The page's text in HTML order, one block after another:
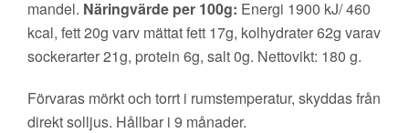
mandel. Näringvärde per 100g: Energi 1900 kJ/ 460
kcal, fett 20g varv mättat fett 17g, kolhydrater 62g varav
sockerarter 21g, protein 6g, salt 0g. Nettovikt: 180 g.
Förvaras mörkt och torrt i rumstemperatur, skyddas från
direkt solljus. Hållbar i 9 månader.